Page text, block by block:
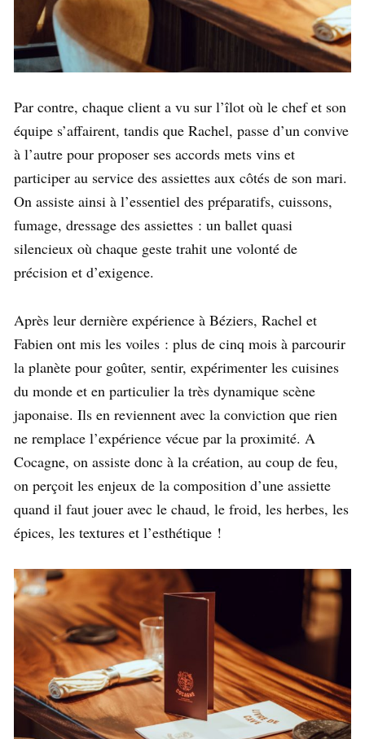
Par contre, chaque client a vu sur l’îlot où le chef et son
équipe s’affairent, tandis que Rachel, passe d’un convive
à l’autre pour proposer ses accords mets vins et
participer au service des assiettes aux côtés de son mari.
On assiste ainsi à l’essentiel des préparatifs, cuissons,
fumage, dressage des assiettes : un ballet quasi
silencieux où chaque geste trahit une volonté de
précision et d’exigence.
Après leur dernière expérience à Béziers, Rachel et
Fabien ont mis les voiles : plus de cinq mois à parcourir
la planète pour goûter, sentir, expérimenter les cuisines
du monde et en particulier la très dynamique scène
japonaise. Ils en reviennent avec la conviction que rien
ne remplace l’expérience vécue par la proximité. A
Cocagne, on assiste donc à la création, au coup de feu,
on perçoit les enjeux de la composition d’une assiette
quand il faut jouer avec le chaud, le froid, les herbes, les
épices, les textures et l’esthétique !